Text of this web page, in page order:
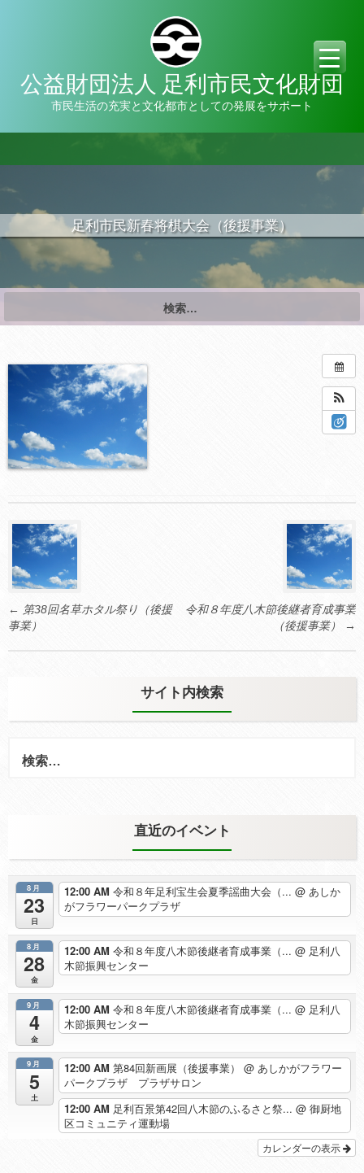
公益財団法人 足利市民文化財団
市民生活の充実と文化都市としての発展をサポート
足利市民新春将棋大会（後援事業）
日時:
2027年1月11日 @ 12:00 AM – 11:45 PM
navigation
← 第38回名草ホタル祭り（後援
事業）
令和８年度八木節後継者育成事業
（後援事業）
→
サイト内検索
索:
直近のイベント
8月
23
日
12:00 AM 令和８年足利宝生会夏季謡曲大会（... @ あしか
がフラワーパークプラザ
8月
28
金
12:00 AM 令和８年度八木節後継者育成事業（... @ 足利八
木節振興センター
9月
4
金
12:00 AM 令和８年度八木節後継者育成事業（... @ 足利八
木節振興センター
9月
5
土
12:00 AM 第84回新画展（後援事業） @ あしかがフラワー
パークプラザ プラザサロン
12:00 AM 足利百景第42回八木節のふるさと祭... @ 御厨地
区コミュニティ運動場
カレンダーの表示